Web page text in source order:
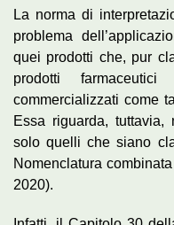
La norma di
problema
quei prodotti che, pur
prodotti
commercializzati come
Essa riguarda,
solo quelli che siano
Nomenclatura
2020).